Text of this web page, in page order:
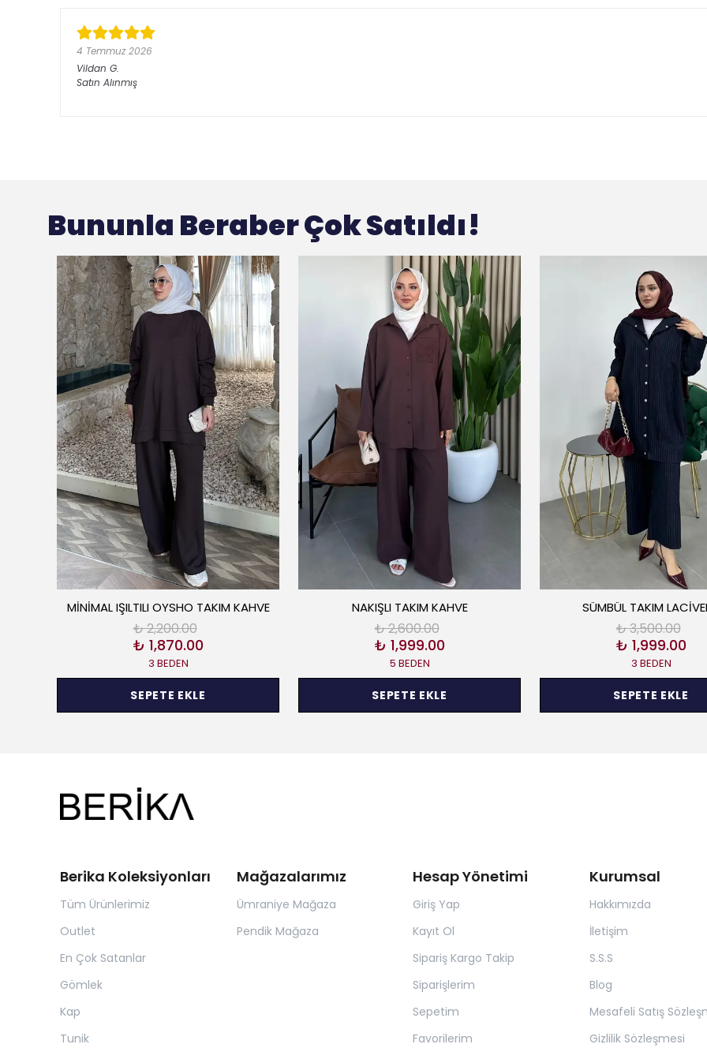
4 Temmuz 2026
Vildan G.
Satın Alınmış
Bununla Beraber Çok Satıldı!
MİNİMAL IŞILTILI OYSHO TAKIM KAHVE
₺ 2,200.00
₺ 1,870.00
3 BEDEN
SEPETE EKLE
NAKIŞLI TAKIM KAHVE
₺ 2,600.00
₺ 1,999.00
5 BEDEN
SEPETE EKLE
SÜMBÜL TAKIM
₺ 3,500.00
₺ 1,999.00
3 BEDEN
SEPETE EKLE
Berika Koleksiyonları
Tüm Ürünlerimiz
Outlet
En Çok Satanlar
Gömlek
Kap
Tunik
Mağazalarımız
Ümraniye Mağaza
Pendik Mağaza
Hesap Yönetimi
Giriş Yap
Kayıt Ol
Sipariş Kargo Takip
Siparişlerim
Sepetim
Favorilerim
Kurumsal
Hakkımızda
İletişim
S.S.S
Blog
Mesafeli Satış
Gizlilik Sözleşmesi